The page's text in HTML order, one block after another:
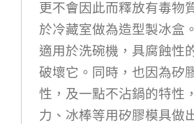
更不會因此而釋放有毒物
於冷藏室做為造型製冰盒
適用於洗碗機，具腐蝕性
破壞它。同時，也因為矽
性，及一點不沾鍋的特性
力、冰棒等用矽膠模具做